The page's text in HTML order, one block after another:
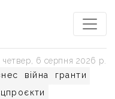
війна
гранти
четвер, 6 серпня 2026 р.